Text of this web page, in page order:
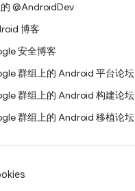
@AndroidDev
博客
安全博客
群组上的 Android 平台论坛
群组上的 Android 构建论坛
群组上的 Android 移植论坛